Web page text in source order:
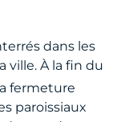
dans les
ville. À la fin du
fermeture
paroissiaux